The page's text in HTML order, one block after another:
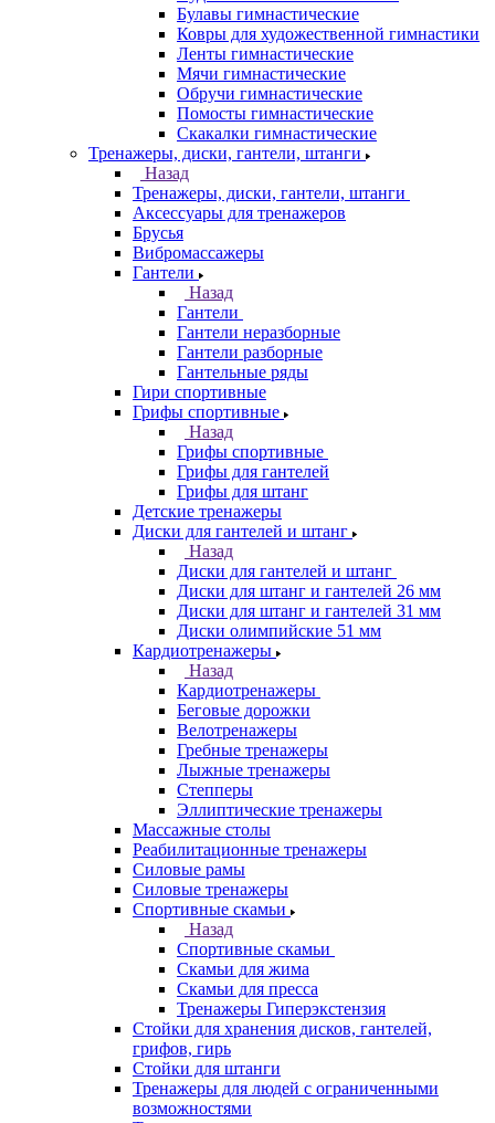
Булавы гимнастические
Ковры для художественной гимнастики
Ленты гимнастические
Мячи гимнастические
Обручи гимнастические
Помосты гимнастические
Скакалки гимнастические
Тренажеры, диски, гантели, штанги
Назад
Тренажеры, диски, гантели, штанги
Аксессуары для тренажеров
Брусья
Вибромассажеры
Гантели
Назад
Гантели
Гантели неразборные
Гантели разборные
Гантельные ряды
Гири спортивные
Грифы спортивные
Назад
Грифы спортивные
Грифы для гантелей
Грифы для штанг
Детские тренажеры
Диски для гантелей и штанг
Назад
Диски для гантелей и штанг
Диски для штанг и гантелей 26 мм
Диски для штанг и гантелей 31 мм
Диски олимпийские 51 мм
Кардиотренажеры
Назад
Кардиотренажеры
Беговые дорожки
Велотренажеры
Гребные тренажеры
Лыжные тренажеры
Степперы
Эллиптические тренажеры
Массажные столы
Реабилитационные тренажеры
Силовые рамы
Силовые тренажеры
Спортивные скамьи
Назад
Спортивные скамьи
Скамьи для жима
Скамьи для пресса
Тренажеры Гиперэкстензия
Стойки для хранения дисков, гантелей,
грифов, гирь
Стойки для штанги
Тренажеры для людей с ограниченными
возможностями